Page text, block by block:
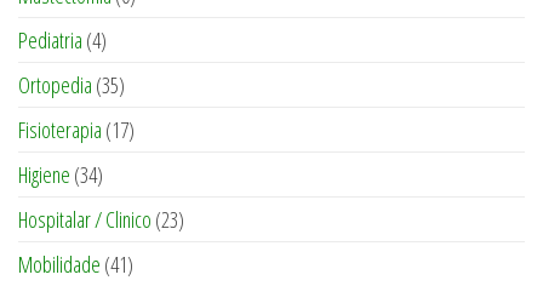
Pediatria (4)
Ortopedia (35)
Fisioterapia (17)
Higiene (34)
Hospitalar / Clinico (23)
Mobilidade (41)